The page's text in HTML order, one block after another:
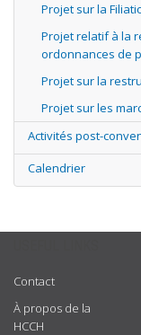
Projet sur la
Projet relatif à la
ordonnances de
Projet sur la
Projet sur les
Activités post-
Calendrier
Contact
À propos de la
HCCH